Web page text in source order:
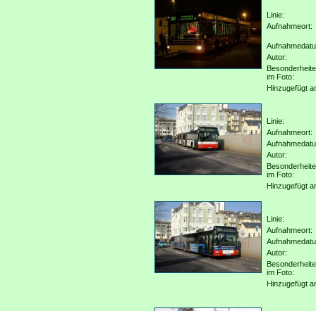
Linie:
Aufnahmeort:
Autor:
im Foto:
Hinzugefügt
Linie:
Aufnahmeort:
Autor:
im Foto:
Hinzugefügt
Linie:
Aufnahmeort:
Autor:
im Foto:
Hinzugefügt